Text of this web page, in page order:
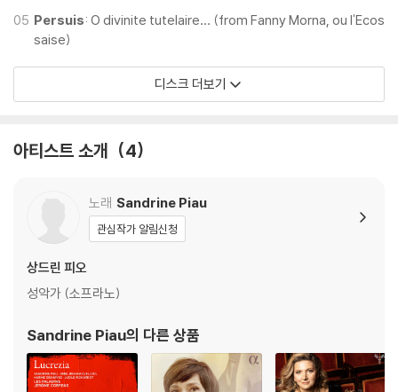
05 Persuis: O divinite tutelaire… (from Fanny Morna, ou l'Ecos
saise)
디스크 더보기
아티스트 소개 4
노래 Sandrine Piau
관심작가 알림신청
상드린 피오
성악가 (소프라노)
Sandrine Piau의 다른 상품